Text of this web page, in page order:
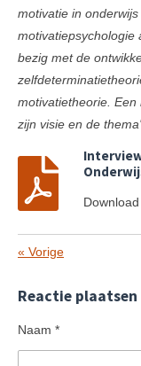
motivatie in
motivatiepsychologie
bezig met de
motivatietheorie. Een
zijn visie en de
Download
« Vorige
Reactie plaatsen
Naam *